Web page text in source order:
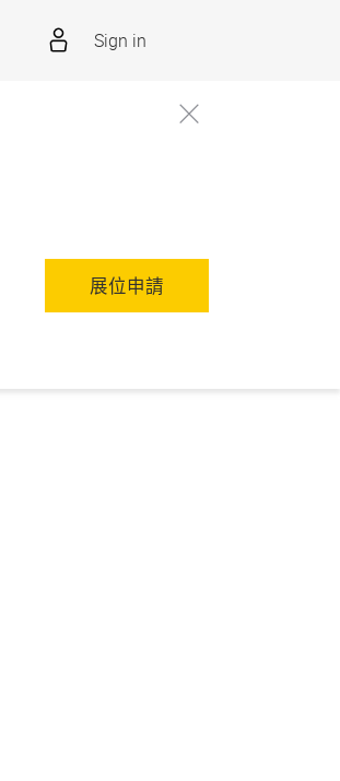
Sign in
展位申請